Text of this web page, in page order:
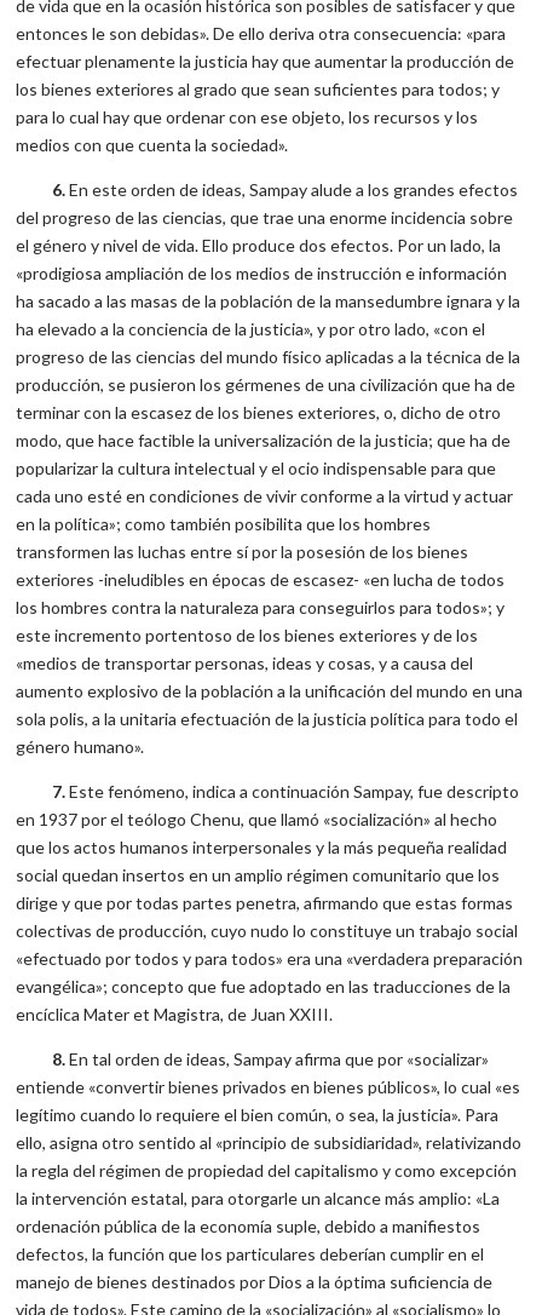
de vida que en la ocasión histórica son posibles de satisfacer y que
entonces le son debidas». De ello deriva otra consecuencia: «para
efectuar plenamente la justicia hay que aumentar la producción de
los bienes exteriores al grado que sean suficientes para todos; y
para lo cual hay que ordenar con ese objeto, los recursos y los
medios con que cuenta la sociedad».
6.En este orden de ideas, Sampay alude a los grandes efectos
del progreso de las ciencias, que trae una enorme incidencia sobre
el género y nivel de vida. Ello produce dos efectos. Por un lado, la
«prodigiosa ampliación de los medios de instrucción e información
ha sacado a las masas de la población de la mansedumbre ignara y la
ha elevado a la conciencia de la justicia», y por otro lado, «con el
progreso de las ciencias del mundo físico aplicadas a la técnica de la
producción, se pusieron los gérmenes de una civilización que ha de
terminar con la escasez de los bienes exteriores, o, dicho de otro
modo, que hace factible la universalización de la justicia; que ha de
popularizar la cultura intelectual y el ocio indispensable para que
cada uno esté en condiciones de vivir conforme a la virtud y actuar
en la política»; como también posibilita que los hombres
transformen las luchas entre sí por la posesión de los bienes
exteriores -ineludibles en épocas de escasez- «en lucha de todos
los hombres contra la naturaleza para conseguirlos para todos»; y
este incremento portentoso de los bienes exteriores y de los
«medios de transportar personas, ideas y cosas, y a causa del
aumento explosivo de la población a la unificación del mundo en una
sola polis, a la unitaria efectuación de la justicia política para todo el
género humano».
7.Este fenómeno, indica a continuación Sampay, fue descripto
en 1937 por el teólogo Chenu, que llamó «socialización» al hecho
que los actos humanos interpersonales y la más pequeña realidad
social quedan insertos en un amplio régimen comunitario que los
dirige y que por todas partes penetra, afirmando que estas formas
colectivas de producción, cuyo nudo lo constituye un trabajo social
«efectuado por todos y para todos» era una «verdadera preparación
evangélica»; concepto que fue adoptado en las traducciones de la
encíclica Mater et Magistra, de Juan XXIII.
8.En tal orden de ideas, Sampay afirma que por «socializar»
entiende «convertir bienes privados en bienes públicos», lo cual «es
legítimo cuando lo requiere el bien común, o sea, la justicia». Para
ello, asigna otro sentido al «principio de subsidiaridad», relativizando
la regla del régimen de propiedad del capitalismo y como excepción
la intervención estatal, para otorgarle un alcance más amplio: «La
ordenación pública de la economía suple, debido a manifiestos
defectos, la función que los particulares deberían cumplir en el
manejo de bienes destinados por Dios a la óptima suficiencia de
vida de todos». Este camino de la «socialización» al «socialismo» lo